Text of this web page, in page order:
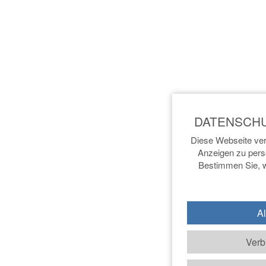
Diese Webseite
Anzeigen zu
Bestimmen Sie,